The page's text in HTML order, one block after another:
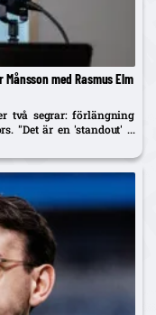
med Rasmus Elm
två segrar: förlängning
"Det är en 'standout' ...